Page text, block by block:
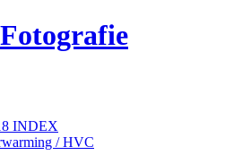
INDEX
/ HVC